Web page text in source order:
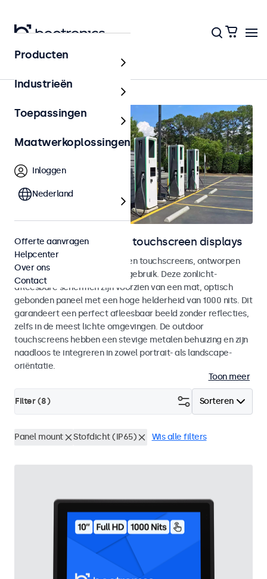
Home
Outdoor monitoren en touchscreen displays
Weersbestendige monitoren en touchscreens, ontworpen
voor zowel binnen- als buitengebruik. Deze zonlicht-
afleesbare schermen zijn voorzien van een mat, optisch
gebonden paneel met een hoge helderheid van 1000 nits. Dit
garandeert een perfect afleesbaar beeld zonder reflecties,
zelfs in de meest lichte omgevingen. De outdoor
touchscreens hebben een stevige metalen behuizing en zijn
naadloos te integreren in zowel portrait- als landscape-
oriëntatie.
Toon meer
Sorteren
Filter (8)
Panel mount Stofdicht (IP65) Wis alle filters
Producten
Industrieën
Toepassingen
Maatwerkoplossingen
Inloggen
Nederland
Offerte aanvragen
Helpcenter
Over ons
Contact